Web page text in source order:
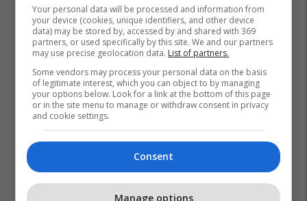
Openai Mira Murati
Inteligjenca Artificiale
Ipko Foundation
Doku.tech
Your personal data will be processed and information from
your device (cookies, unique identifiers, and other device
data) may be stored by, accessed by and shared with 369
partners, or used specifically by this site. We and our partners
may use precise geolocation data. List of partners.
Some vendors may process your personal data on the basis
of legitimate interest, which you can object to by managing
your options below. Look for a link at the bottom of this page
or in the site menu to manage or withdraw consent in privacy
and cookie settings.
Consent
Manage options